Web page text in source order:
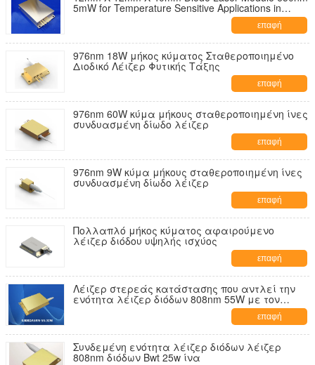
5mW for Temperature Sensitive Applications in
επαφή
976nm 18W μήκος κύματος Σταθεροποιημένο
Διοδικό Λέιζερ Φυτικής Τάξης
επαφή
976nm 60W κύμα μήκους σταθεροποιημένη ίνες
συνδυασμένη δίωδο λέιζερ
επαφή
976nm 9W κύμα μήκους σταθεροποιημένη ίνες
συνδυασμένη δίωδο λέιζερ
επαφή
Πολλαπλό μήκος κύματος αφαιρούμενο
λέιζερ διόδου υψηλής ισχύος
επαφή
Λέιζερ στερεάς κατάστασης που αντλεί την
ενότητα λέιζερ διόδων 808nm 55W με τον
επαφή
Συνδεμένη ενότητα λέιζερ διόδων λέιζερ
808nm διόδων Bwt 25w ίνα